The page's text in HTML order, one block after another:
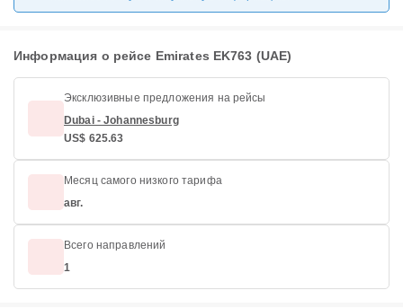
Информация о рейсе Emirates EK763 (UAE)
Эксклюзивные предложения на рейсы
Dubai - Johannesburg
US$ 625.63
Месяц самого низкого тарифа
авг.
Всего направлений
1